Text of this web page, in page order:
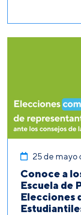
25 de mayo
Conoce a
Escuela de
Elecciones